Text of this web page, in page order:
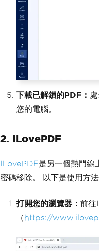
下載已解鎖的PDF：
您的電腦。
2. ILovePDF
ILovePDF是另一個熱門線
密碼移除。 以下是使用方法
打開您的瀏覽器： 前往
（https://